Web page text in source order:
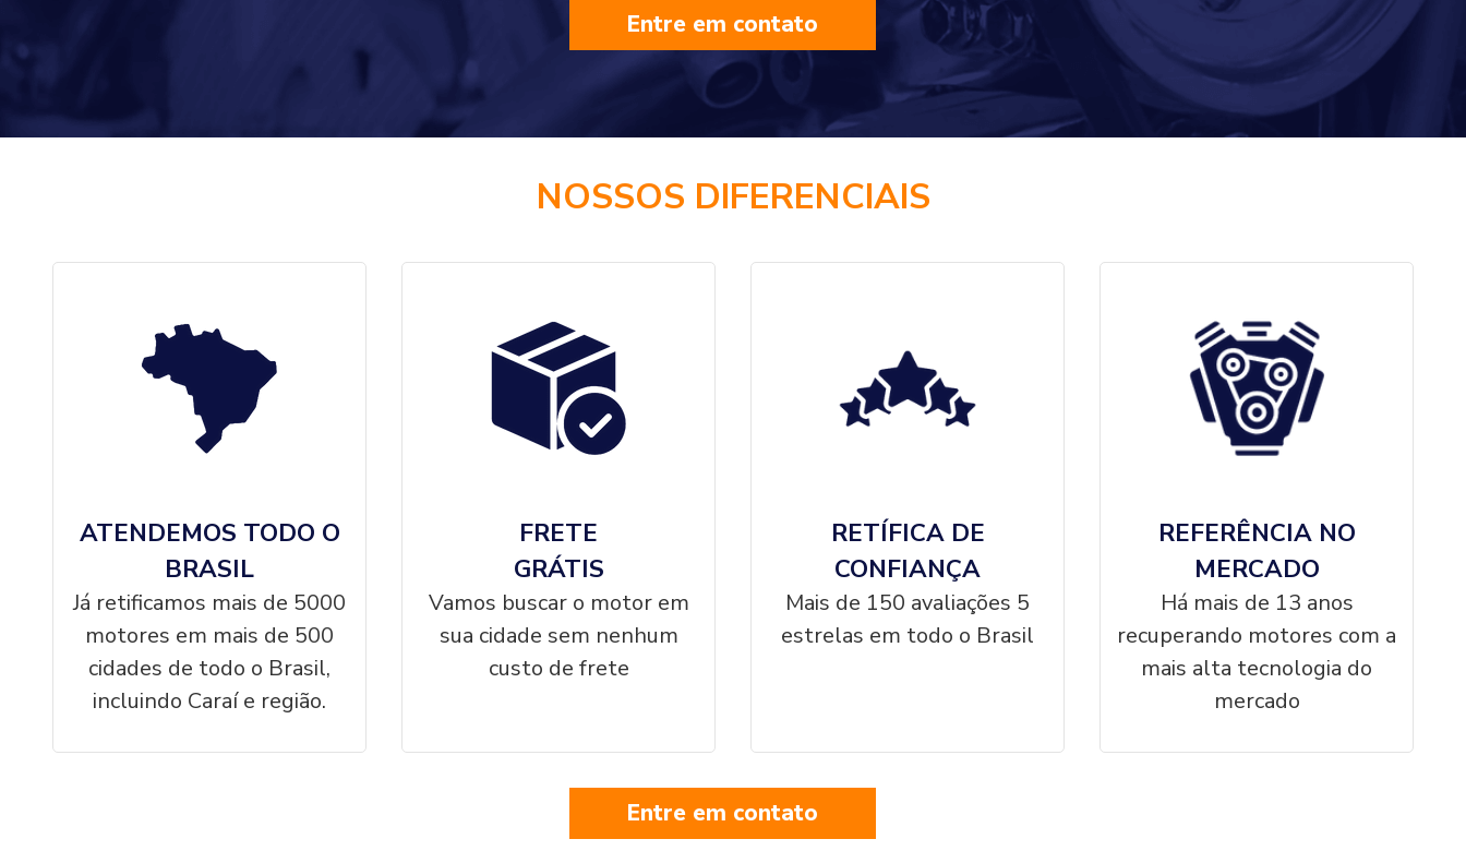
Entre em contato
NOSSOS DIFERENCIAIS
ATENDEMOS TODO O
BRASIL
Já retificamos mais de 5000
motores em mais de 500
cidades de todo o Brasil,
incluindo Caraí e região.
FRETE
GRÁTIS
Vamos buscar o motor em
sua cidade sem nenhum
custo de frete
RETÍFICA DE
CONFIANÇA
Mais de 150 avaliações 5
estrelas em todo o Brasil
REFERÊNCIA NO
MERCADO
Há mais de 13 anos
recuperando motores com a
mais alta tecnologia do
mercado
Entre em contato